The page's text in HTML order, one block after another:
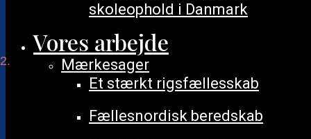
skoleophold i Danmark
Vores arbejde
Mærkesager
Et stærkt rigsfællesskab
Fællesnordisk beredskab
Demokratidag
Begivenheder